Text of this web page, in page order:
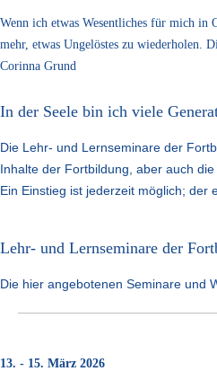
Wenn ich etwas Wesentliches für mich in
mehr, etwas Ungelöstes zu wiederholen.
Corinna Grund
In der Seele bin ich viele
Die Lehr- und Lernseminare der
Inhalte der Fortbildung, aber auch
Ein Einstieg ist jederzeit möglich; der
Lehr- und Lernseminare der
Die hier angebotenen Seminare und
13. - 15. März 2026